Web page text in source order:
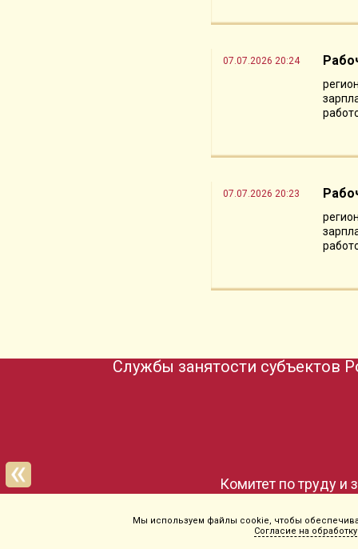
07.07.2026 20:24
07.07.2026 20:23
Комитет по труду и
Службы занятости субъектов
Мы используем файлы cookie, чтобы
Согласие на обработку